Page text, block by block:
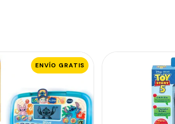
ENVÍO GRATIS